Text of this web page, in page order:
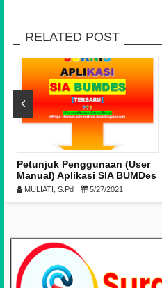
RELATED POST
Petunjuk Penggunaan (User
Manual) Aplikasi SIA BUMDes
MULIATI, S.Pd 5/27/2021